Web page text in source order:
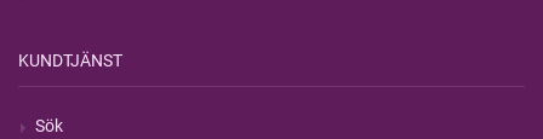
KUNDTJÄNST
Sök